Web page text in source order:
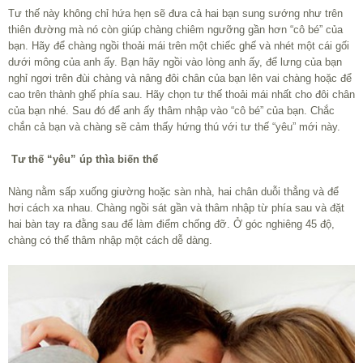
Tư thế này không chỉ hứa hẹn sẽ đưa cả hai bạn sung sướng như trên
thiên đường mà nó còn giúp chàng chiêm ngưỡng gần hơn “cô bé” của
bạn. Hãy để chàng ngồi thoải mái trên một chiếc ghế và nhét một cái gối
dưới mông của anh ấy. Bạn hãy ngồi vào lòng anh ấy, để lưng của bạn
nghỉ ngơi trên đùi chàng và nâng đôi chân của bạn lên vai chàng hoặc để
cao trên thành ghế phía sau. Hãy chọn tư thế thoải mái nhất cho đôi chân
của bạn nhé. Sau đó để anh ấy thâm nhập vào “cô bé” của bạn. Chắc
chắn cả bạn và chàng sẽ cảm thấy hứng thú với tư thế “yêu” mới này.
Tư thế “yêu” úp thìa biến thể
Nàng nằm sấp xuống giường hoặc sàn nhà, hai chân duỗi thẳng và để
hơi cách xa nhau. Chàng ngồi sát gần và thâm nhập từ phía sau và đặt
hai bàn tay ra đằng sau để làm điểm chống đỡ. Ở góc nghiêng 45 độ,
chàng có thể thâm nhập một cách dễ dàng.